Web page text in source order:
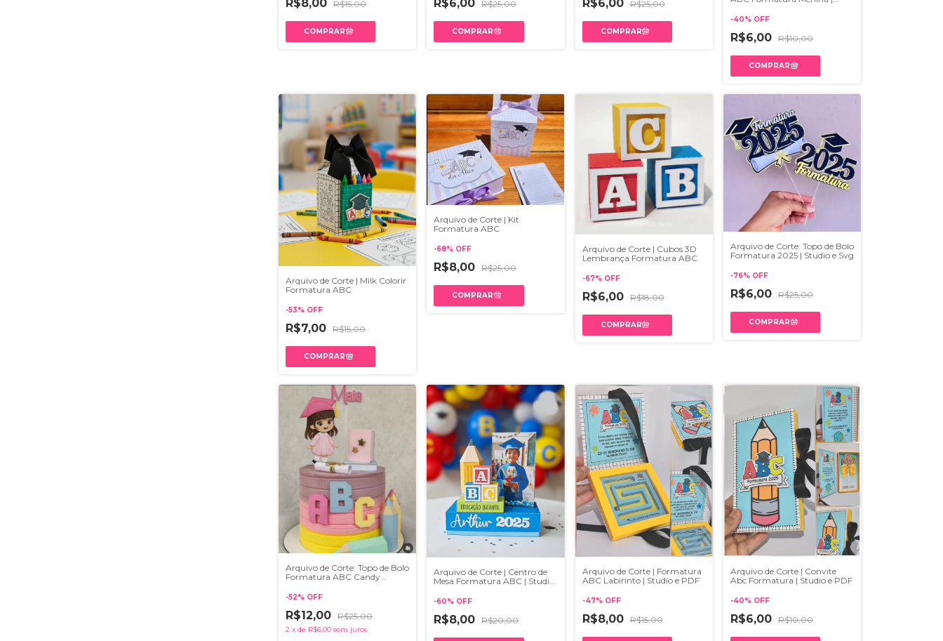
R$8,00 R$15,00 R$6,00 R$25,00 R$6,00 R$25,00
-40% OFF
R$6,00 R$10,00
Arquivo de Corte | Milk Colorir
Formatura ABC
-53% OFF
R$7,00 R$15,00
Arquivo de Corte | Kit
Formatura ABC
-68% OFF
R$8,00 R$25,00
Arquivo de Corte | Cubos 3D
Lembrança Formatura ABC
-67% OFF
R$6,00 R$18,00
Arquivo de Corte: Topo de Bolo
Formatura 2025 | Studio e Svg
-76% OFF
R$6,00 R$25,00
Arquivo de Corte: Topo de Bolo
Formatura ABC Candy
-52% OFF
R$12,00 R$25,00
2 x de R$6,00 sem juros
Arquivo de Corte | Centro de
Mesa Formatura ABC | Studio
-60% OFF
R$8,00 R$20,00
Arquivo de Corte | Formatura
ABC Labirinto | Studio e PDF
-47% OFF
R$8,00 R$15,00
Arquivo de Corte | Convite
Abc Formatura | Studio e PDF
-40% OFF
R$6,00 R$10,00